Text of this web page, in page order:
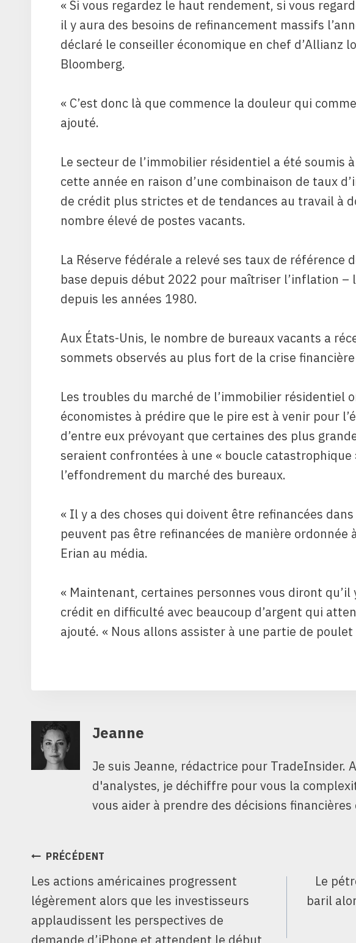
« Si vous regardez le haut rendement, si vous
il y aura des besoins de refinancement massifs
déclaré le conseiller économique en chef d’Allianz
Bloomberg.
« C’est donc là que commence la douleur qui
ajouté.
Le secteur de l’immobilier résidentiel a été soumis
cette année en raison d’une combinaison de taux
de crédit plus strictes et de tendances au travail à
nombre élevé de postes vacants.
La Réserve fédérale a relevé ses taux de référence
base depuis début 2022 pour maîtriser l’inflation
depuis les années 1980.
Aux États-Unis, le nombre de bureaux vacants a
sommets observés au plus fort de la crise
Les troubles du marché de l’immobilier résidentiel
économistes à prédire que le pire est à venir pour
d’entre eux prévoyant que certaines des plus
seraient confrontées à une « boucle catastrophique
l’effondrement du marché des bureaux.
« Il y a des choses qui doivent être refinancées
peuvent pas être refinancées de manière ordonnée
Erian au média.
« Maintenant, certaines personnes vous diront qu’il
crédit en difficulté avec beaucoup d’argent qui
ajouté. « Nous allons assister à une partie de
Jeanne
Je suis Jeanne, rédactrice pour TradeInsider.
d'analystes, je déchiffre pour vous la
vous aider à prendre des décisions financières
NAVIGATION
DE
L’ARTICLE
PRÉCÉDENT
Les actions américaines progressent
légèrement alors que les investisseurs
applaudissent les perspectives de
demande d’iPhone et attendent le début
Le
baril